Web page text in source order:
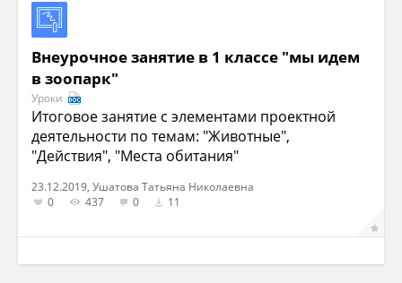
Внеурочное занятие в 1 классе "мы идем
в зоопарк"
Уроки
Итоговое занятие с элементами проектной
деятельности по темам: "Животные",
"Действия", "Места обитания"
23.12.2019, Ушатова Татьяна Николаевна
0
437 0 11